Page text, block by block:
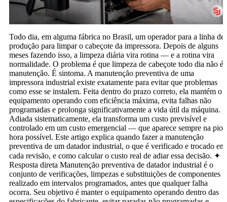
Todo dia, em alguma fábrica no Brasil, um operador para a linha de
produção para limpar o cabeçote da impressora. Depois de alguns
meses fazendo isso, a limpeza diária vira rotina — e a rotina vira
normalidade. O problema é que limpeza de cabeçote todo dia não é
manutenção. É sintoma. A manutenção preventiva de uma
impressora industrial existe exatamente para evitar que problemas
como esse se instalem. Feita dentro do prazo correto, ela mantém o
equipamento operando com eficiência máxima, evita falhas não
programadas e prolonga significativamente a vida útil da máquina.
Adiada sistematicamente, ela transforma um custo previsível e
controlado em um custo emergencial — que aparece sempre na pior
hora possível. Este artigo explica quando fazer a manutenção
preventiva de um datador industrial, o que é verificado e trocado em
cada revisão, e como calcular o custo real de adiar essa decisão. ✦
Resposta direta Manutenção preventiva de datador industrial é o
conjunto de verificações, limpezas e substituições de componentes
realizado em intervalos programados, antes que qualquer falha
ocorra. Seu objetivo é manter o equipamento operando dentro das